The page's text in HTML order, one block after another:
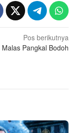
Pos berikutnya
Malas Pangkal Bodoh